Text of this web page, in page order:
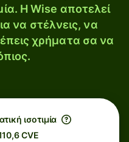
Η Wise αποτελεί
να στέλνεις, να
χρήματα σα να
ισοτιμία
CVE